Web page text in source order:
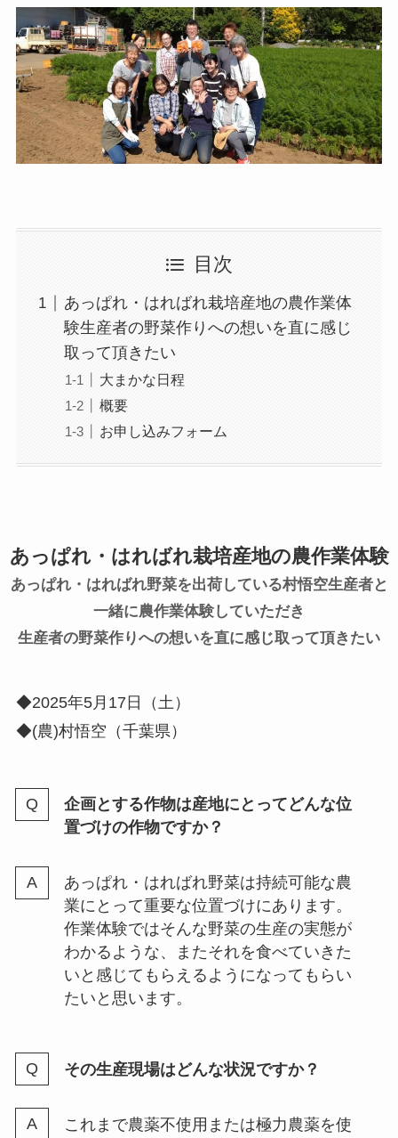
目次
あっぱれ・はればれ栽培産地の農作業体
験生産者の野菜作りへの想いを直に感じ
取って頂きたい
大まかな日程
概要
お申し込みフォーム
あっぱれ・はればれ栽培産地の農作業体験
あっぱれ・はればれ野菜を出荷している村悟空生産者と
一緒に農作業体験していただき
生産者の野菜作りへの想いを直に感じ取って頂きたい
◆2025年5月17日（土）
◆(農)村悟空（千葉県）
企画とする作物は産地にとってどんな位
置づけの作物ですか？
あっぱれ・はればれ野菜は持続可能な農
業にとって重要な位置づけにあります。
作業体験ではそんな野菜の生産の実態が
わかるような、またそれを食べていきた
いと感じてもらえるようになってもらい
たいと思います。
その生産現場はどんな状況ですか？
これまで農薬不使用または極力農薬を使